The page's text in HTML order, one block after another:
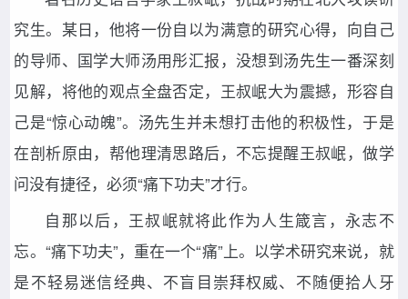
究生。某日，他将一份自以为满意的研究心得，向自己
的导师、国学大师汤用彤汇报，没想到汤先生一番深刻
见解，将他的观点全盘否定，王叔岷大为震撼，形容自
己是“惊心动魄”。汤先生并未想打击他的积极性，于是
在剖析原由，帮他理清思路后，不忘提醒王叔岷，做学
问没有捷径，必须“痛下功夫”才行。
自那以后，王叔岷就将此作为人生箴言，永志不
忘。“痛下功夫”，重在一个“痛”上。以学术研究来说，就
是不轻易迷信经典、不盲目崇拜权威、不随便拾人牙